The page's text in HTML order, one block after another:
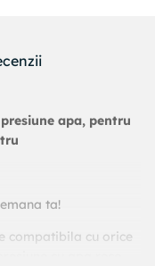
apa, pentru
ta!
compatibila cu orice
cu apa rece.